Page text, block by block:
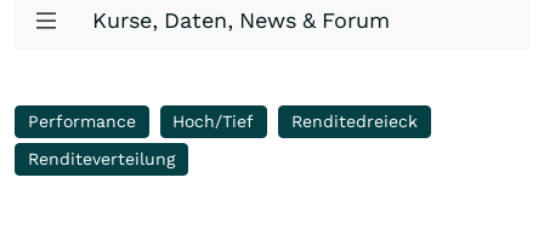
Kurse, Daten, News & Forum
Performance Hoch/Tief
Renditedreieck
Renditeverteilung